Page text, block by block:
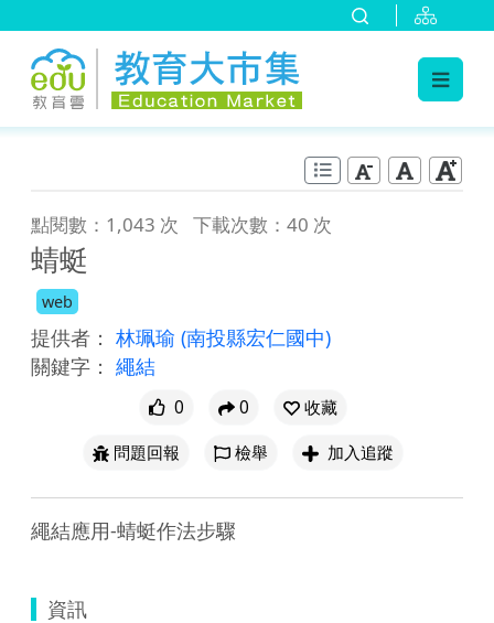
點閱數：1,043 次 下載次數：40 次
蜻蜓
web
提供者： 林珮瑜 (南投縣宏仁國中)
關鍵字： 繩結
0 0
收藏
問題回報
檢舉 加入追蹤
繩結應用-蜻蜓作法步驟
資訊